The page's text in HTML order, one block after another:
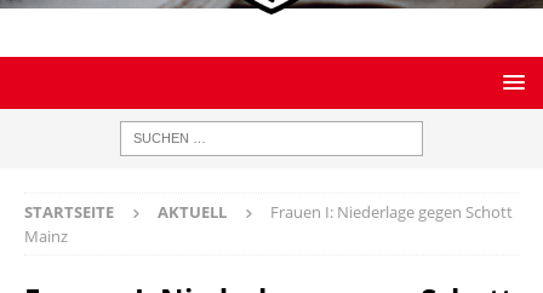
STARTSEITE AKTUELL
Frauen I: Niederlage gegen Schott
Mainz